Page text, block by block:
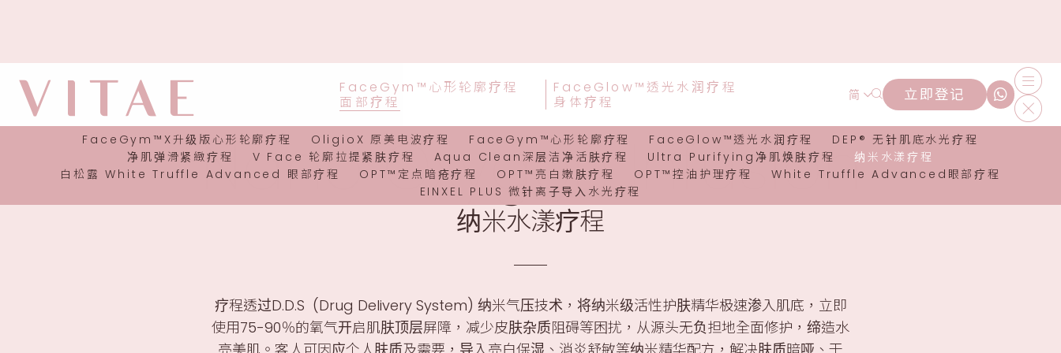
FaceGym™心形轮廓疗程
FaceGlow™透光水润疗程
面部疗程
身体疗程 简 立即登记
FaceGym™X升级版心形轮廓疗程 OligioX 原美电波疗程 FaceGym™心形轮廓疗程 FaceGlow™透光水润疗程
DEP® 无针肌底水光疗程
净肌弹滑紧緻疗程
V Face 轮廓拉提紧肤疗程 Aqua Clean深层洁净活肤疗程 Ultra Purifying净肌焕肤疗程
纳米水漾疗程
白松露 White Truffle Advanced 眼部疗程
OPT™定点暗疮疗程 OPT™亮白嫩肤疗程 OPT™控油护理疗程
White Truffle Advanced眼部疗程
EINXEL PLUS 微针离⼦导⼊水光疗程
Nano Oxygen Infusion
纳米水漾疗程
疗程透过D.D.S (Drug Delivery System) 纳米气压技术，将纳米级活性护肤精华极速渗入肌底，立即
使用75-90％的氧气开启肌肤顶层屏障，减少皮肤杂质阻碍等困扰，从源头无负担地全面修护，缔造水